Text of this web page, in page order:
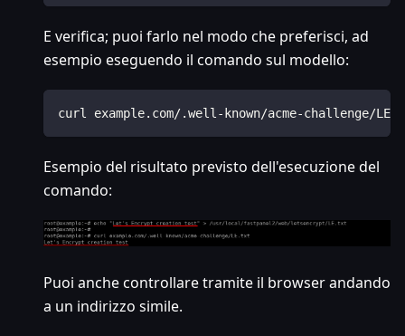
E verifica; puoi farlo nel modo che preferisci, ad
esempio eseguendo il comando sul modello:
curl example.com/.well-known/acme-challenge/
Esempio del risultato previsto dell'esecuzione del
comando:
Puoi anche controllare tramite il browser andando
a un indirizzo simile.